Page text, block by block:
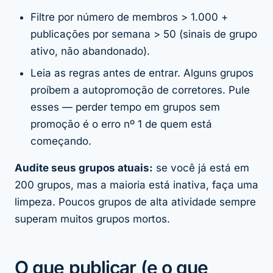
Filtre por número de membros > 1.000 +
publicações por semana > 50 (sinais de grupo
ativo, não abandonado).
Leia as regras antes de entrar. Alguns grupos
proíbem a autopromoção de corretores. Pule
esses — perder tempo em grupos sem
promoção é o erro nº 1 de quem está
começando.
Audite seus grupos atuais: se você já está em
200 grupos, mas a maioria está inativa, faça uma
limpeza. Poucos grupos de alta atividade sempre
superam muitos grupos mortos.
O que publicar (e o que